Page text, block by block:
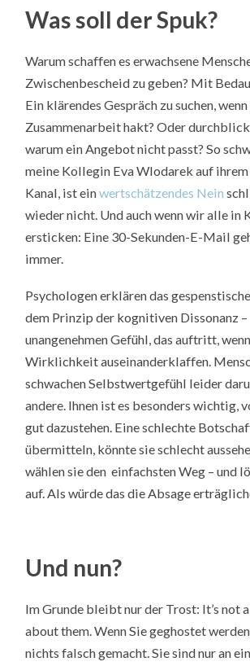
Was soll der Spuk?
Warum schaffen es erwachsene
Zwischenbescheid zu geben? Mit
Ein klärendes Gespräch zu suchen,
Zusammenarbeit hakt? Oder
warum ein Angebot nicht passt? So
meine Kollegin Eva Wlodarek auf
Kanal, ist einwertschätzendes Nein
wieder nicht. Und auch wenn wir alle in
ersticken: Eine 30-Sekunden-E-Mail
immer.
Psychologen erklären das
dem Prinzip der kognitiven Dissonanz –
unangenehmen Gefühl, das auftritt,
Wirklichkeit auseinanderklaffen.
schwachen Selbstwertgefühl leider
andere. Ihnen ist es besonders wichtig,
gut dazustehen. Eine schlechte
übermitteln, könnte sie schlecht
wählen sie den einfachsten Weg – und
auf. Als würde das die Absage
Und nun?
Im Grunde bleibt nur der Trost: It’s not
about them. Wenn Sie geghostet
nichts falsch gemacht. Sie sind nur an